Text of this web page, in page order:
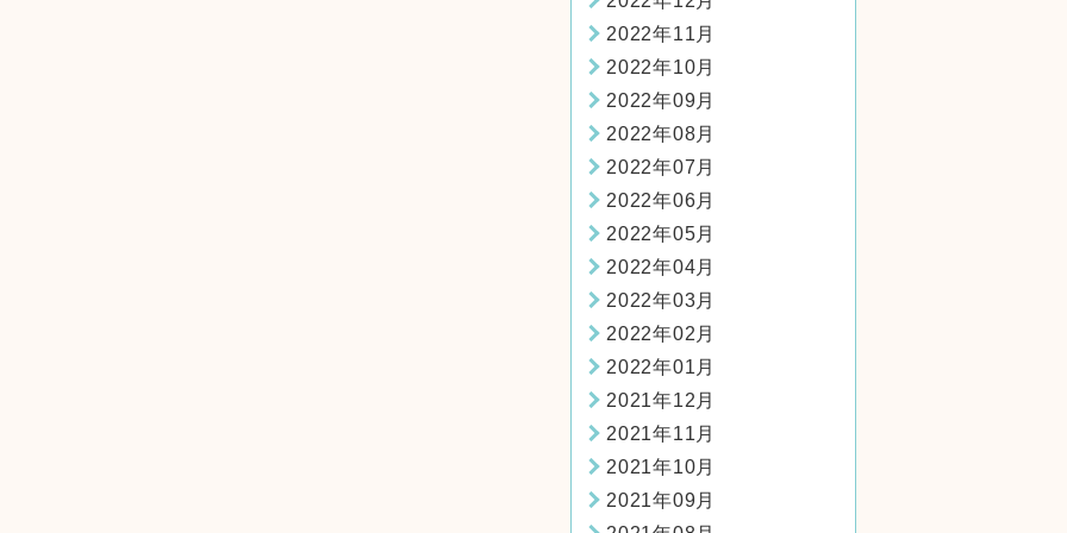
2022年11月
2022年10月
2022年09月
2022年08月
2022年07月
2022年06月
2022年05月
2022年04月
2022年03月
2022年02月
2022年01月
2021年12月
2021年11月
2021年10月
2021年09月